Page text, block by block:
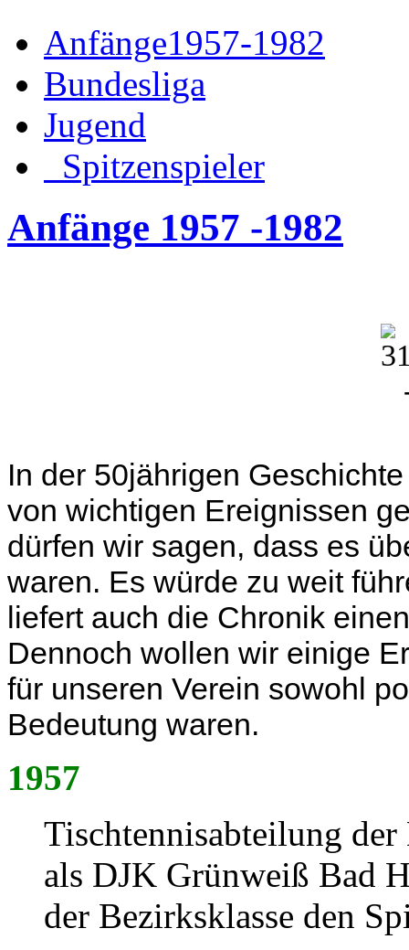
Anfänge1957-1982
Bundesliga
Jugend
Spitzenspieler
Anfänge 1957 -1982
In der 50jährigen
von wichtigen Ereignissen
dürfen wir sagen, dass es
waren. Es würde zu weit
liefert auch die Chronik
Dennoch wollen wir einige
für unseren Verein sowohl
Bedeutung waren.
1957
Tischtennisabteilung
als DJK Grünweiß Bad
der Bezirksklasse den